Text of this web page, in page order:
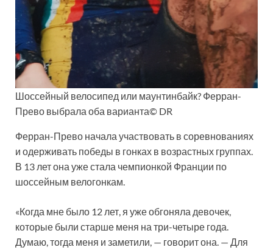
Шоссейный велосипед или маунтинбайк? Ферран-
Прево выбрала оба варианта© DR
Ферран-Прево начала участвовать в соревнованиях
и одерживать победы в гонках в возрастных группах.
В 13 лет она уже стала чемпионкой Франции по
шоссейным велогонкам.
«Когда мне было 12 лет, я уже обгоняла девочек,
которые были старше меня на три-четыре года.
Думаю, тогда меня и заметили, — говорит она. — Для